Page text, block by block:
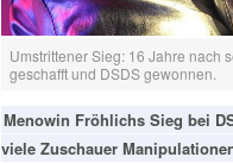
Umstrittener Sieg: 16 Jahre nach
geschafft und DSDS gewonnen.
Menowin Fröhlichs Sieg bei
viele Zuschauer